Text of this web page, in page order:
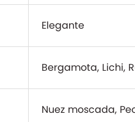
Elegante
Bergamota, Lichi,
Nuez moscada,